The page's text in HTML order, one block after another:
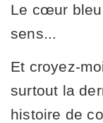
Le cœur bleu
sens...
Et croyez-
surtout la
histoire de